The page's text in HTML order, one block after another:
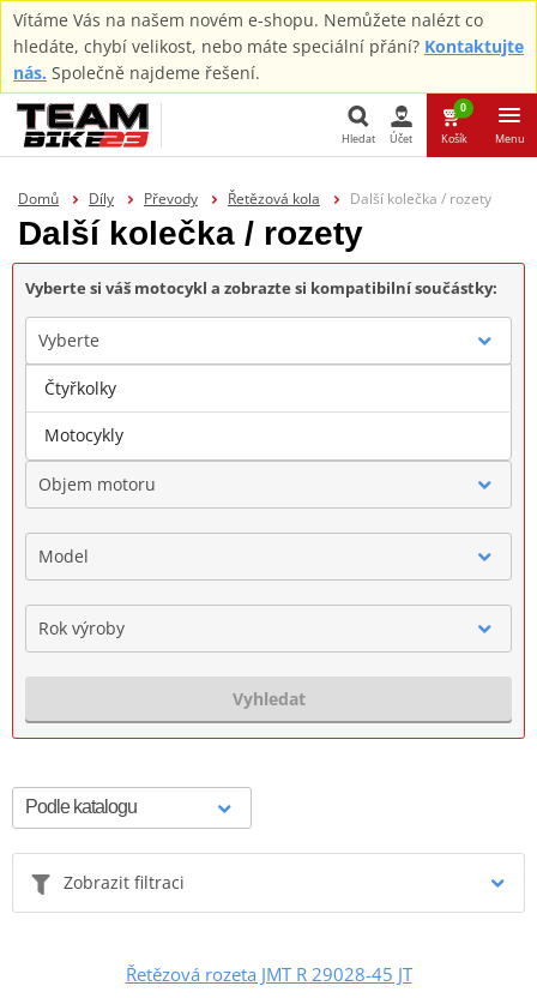
Vítáme Vás na našem novém e-shopu. Nemůžete nalézt co
hledáte, chybí velikost, nebo máte speciální přání? Kontaktujte
nás. Společně najdeme řešení.
Hledat
Hledat Účet
0
Košík Menu
Domů Díly Převody Řetězová kola Další kolečka / rozety
Další kolečka / rozety
Vyberte si váš motocykl a zobrazte si kompatibilní součástky:
Vyberte
Značka
Objem motoru
Model
Rok výroby
Vyhledat
Zobrazit filtraci
Řetězová rozeta JMT R 29028-45 JT
Čtyřkolky
Motocykly